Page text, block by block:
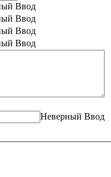
Ввод
Ввод
Ввод
Ввод
Неверный Ввод